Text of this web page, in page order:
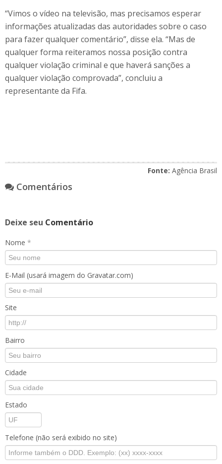
“Vimos o vídeo na televisão, mas precisamos esperar
informações atualizadas das autoridades sobre o caso
para fazer qualquer comentário”, disse ela. “Mas de
qualquer forma reiteramos nossa posição contra
qualquer violação criminal e que haverá sanções a
qualquer violação comprovada”, concluiu a
representante da Fifa.
Fonte: Agência Brasil
Comentários
Deixe seu Comentário
Nome *
E-Mail (usará imagem do Gravatar.com)
Site
Bairro
Cidade
Estado
Telefone (não será exibido no site)